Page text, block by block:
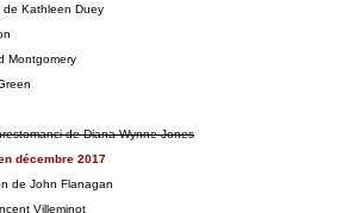
de Kathleen Duey
Montgomery
de Diana Wynne Jones
décembre 2017
de John Flanagan
Villeminot